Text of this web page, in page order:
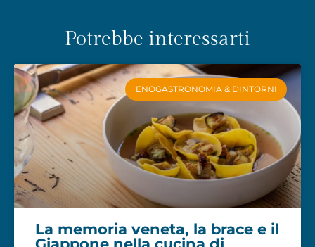
Potrebbe interessarti
ENOGASTRONOMIA & DINTORNI
La memoria veneta, la brace e il